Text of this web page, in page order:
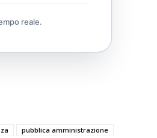
reale.
pubblica amministrazione